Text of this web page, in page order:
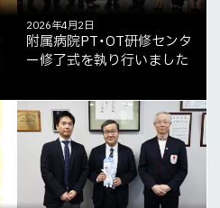
2026年4月2日
附属病院PT・OT研修センタ
ー修了式を執り行いました